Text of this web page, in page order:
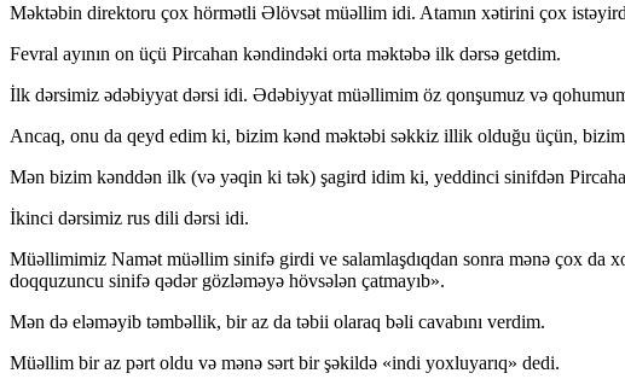
Məktəbin direktoru çox hörmətli Əlövsət müəllim idi. Atamın xətirini çox
Fevral ayının on üçü Pircahan kəndindəki orta məktəbə ilk dərsə getdim.
İlk dərsimiz ədəbiyyat dərsi idi. Ədəbiyyat müəllimim öz qonşumuz və
Ancaq, onu da qeyd edim ki, bizim kənd məktəbi səkkiz illik olduğu üçün,
Mən bizim kənddən ilk (və yəqin ki tək) şagird idim ki, yeddinci sinifdən
İkinci dərsimiz rus dili dərsi idi.
Müəllimimiz Namət müəllim sinifə girdi ve salamlaşdıqdan sonra mənə çox da
doqquzuncu sinifə qədər gözləməyə hövsələn çatmayıb».
Mən də eləməyib təmbəllik, bir az da təbii olaraq bəli cavabını verdim.
Müəllim bir az pərt oldu və mənə sərt bir şəkildə «indi yoxluyarıq» dedi.